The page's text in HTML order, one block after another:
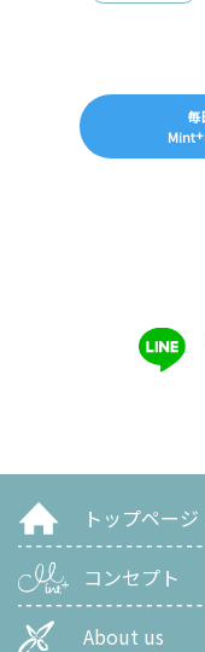
毎
Mint+
トップページ
コンセプト
About us